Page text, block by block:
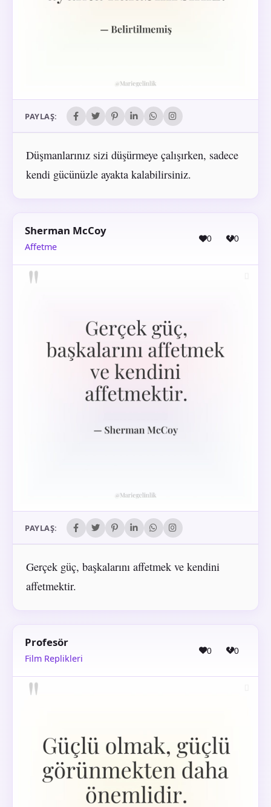
PAYLAŞ:
Düşmanlarınız sizi düşürmeye çalışırken, sadece
kendi gücünüzle ayakta kalabilirsiniz.
Sherman McCoy
Affetme
0 0
PAYLAŞ:
Gerçek güç, başkalarını affetmek ve kendini
affetmektir.
Profesör
Film Replikleri
0 0